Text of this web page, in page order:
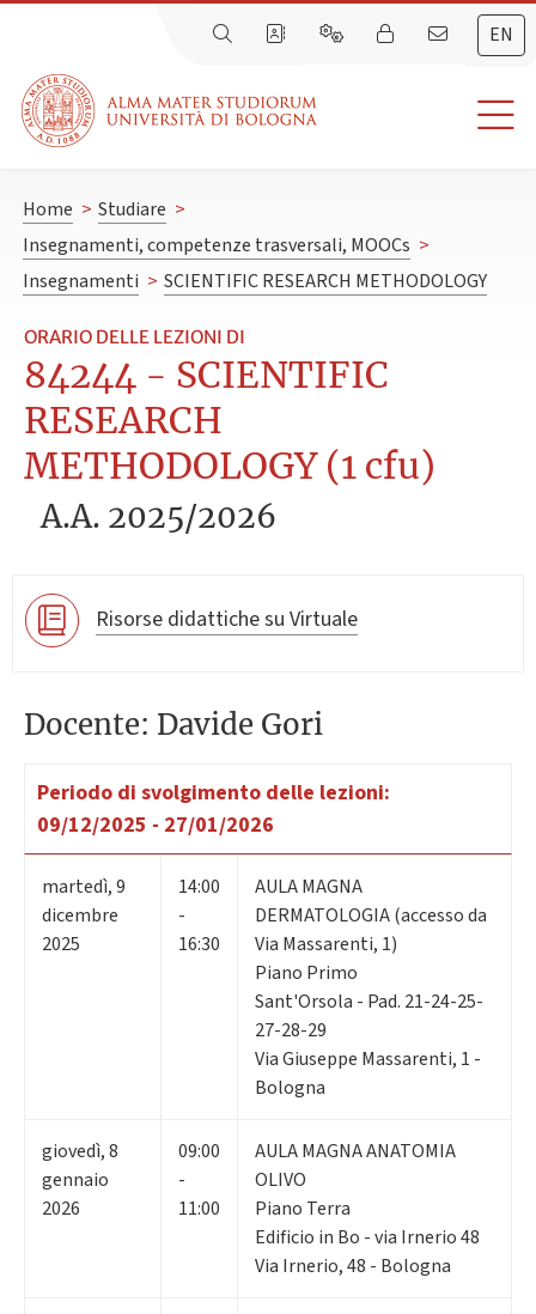
EN
Home > Studiare >
Insegnamenti, competenze trasversali, MOOCs >
Insegnamenti > SCIENTIFIC RESEARCH METHODOLOGY
ORARIO DELLE LEZIONI DI
84244 - SCIENTIFIC
RESEARCH
METHODOLOGY (1 cfu)
A.A. 2025/2026
Risorse didattiche su Virtuale
Docente: Davide Gori
Periodo di svolgimento delle lezioni:
09/12/2025 - 27/01/2026
martedì,9
dicembre
2025
14:00
-
16:30
AULA MAGNA
DERMATOLOGIA (accesso da
Via Massarenti, 1)
Piano Primo
Sant'Orsola - Pad. 21-24-25-
27-28-29
Via Giuseppe Massarenti, 1 -
Bologna
giovedì,8
gennaio
2026
09:00
-
11:00
AULA MAGNA ANATOMIA
OLIVO
Piano Terra
Edificio in Bo - via Irnerio 48
Via Irnerio, 48 - Bologna